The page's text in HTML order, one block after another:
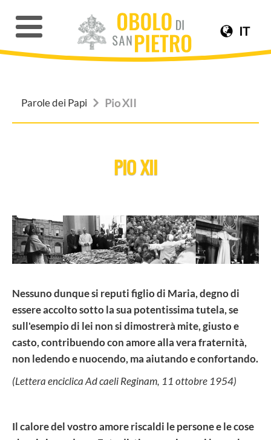
IT
Parole dei Papi Pio XII
PIO XII
Nessuno dunque si reputi figlio di Maria, degno di
essere accolto sotto la sua potentissima tutela, se
sull'esempio di lei non si dimostrerà mite, giusto e
casto, contribuendo con amore alla vera fraternità,
non ledendo e nuocendo, ma aiutando e confortando.
(Lettera enciclica Ad caeli Reginam, 11 ottobre 1954)
Il calore del vostro amore riscaldi le persone e le cose